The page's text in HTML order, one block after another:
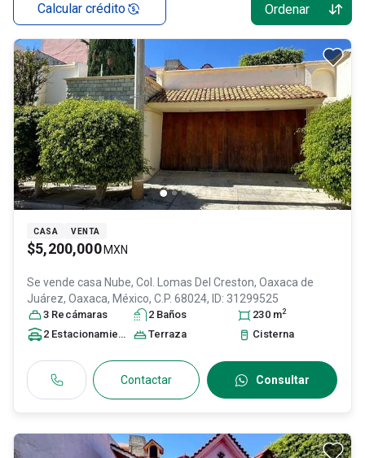
Calcular crédito Ordenar
CASA VENTA
$5,200,000 MXN
Se vende casa Nube, Col. Lomas Del Creston, Oaxaca de
Juárez, Oaxaca, México, C.P. 68024, ID: 31299525
3 Recámaras 2 Baños 230 m2
2 Estacionamiento s Terraza Cisterna
Contactar Consultar